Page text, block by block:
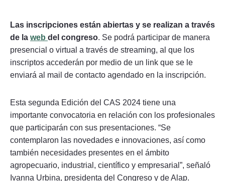
Las inscripciones están abiertas y se realizan a través
de la web del congreso. Se podrá participar de manera
presencial o virtual a través de streaming, al que los
inscriptos accederán por medio de un link que se le
enviará al mail de contacto agendado en la inscripción.
Esta segunda Edición del CAS 2024 tiene una
importante convocatoria en relación con los profesionales
que participarán con sus presentaciones. “Se
contemplaron las novedades e innovaciones, así como
también necesidades presentes en el ámbito
agropecuario, industrial, científico y empresarial”, señaló
Ivanna Urbina, presidenta del Congreso y de Alap.